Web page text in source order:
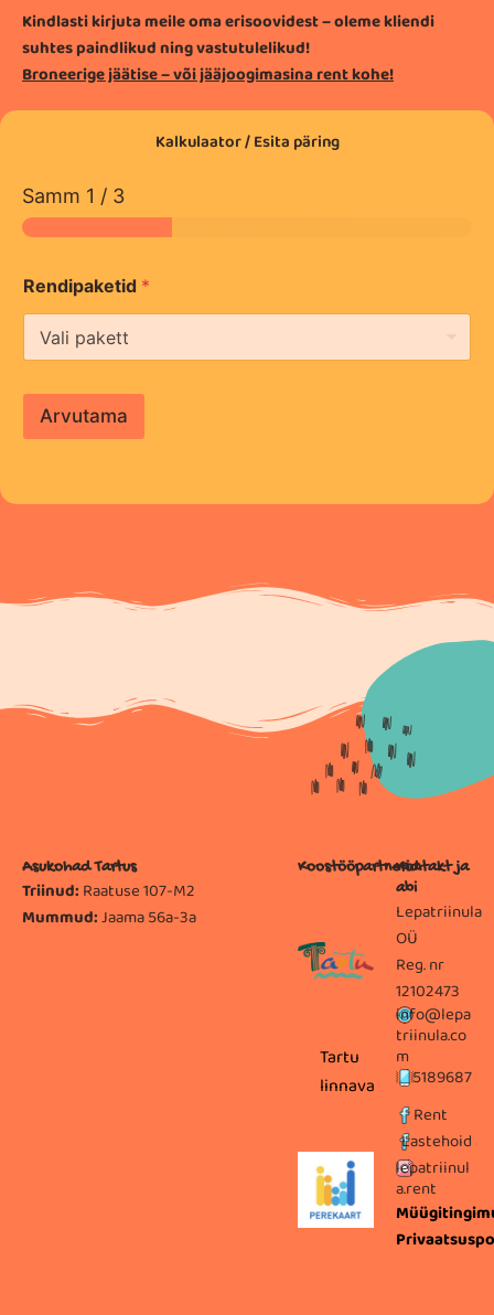
Kindlasti kirjuta meile oma erisoovidest – oleme kliendi
suhtes paindlikud ning vastutulelikud!
Broneerige jäätise – või jääjoogimasina rent kohe!
Kalkulaator / Esita päring
Samm 1 / 3
Rendipaketid *
Arvutama
Asukohad Tartus
Triinud: Raatuse 107-M2
Mummud:Jaama 56a-3a
Koostööpartnerid
Tartu
linnavalitsus
Kontakt ja
abi
Lepatriinula
OÜ
Reg. nr
12102473
info@lepa
triinula.co
m
5189687
Rent
Lastehoid
lepatriinul
a.rent